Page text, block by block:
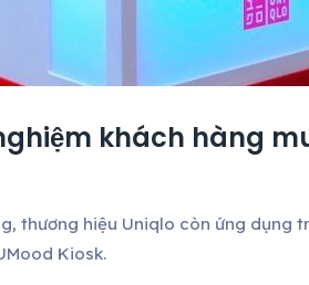
khách hàng
thương hiệu Uniqlo còn ứng dụng
Kiosk.